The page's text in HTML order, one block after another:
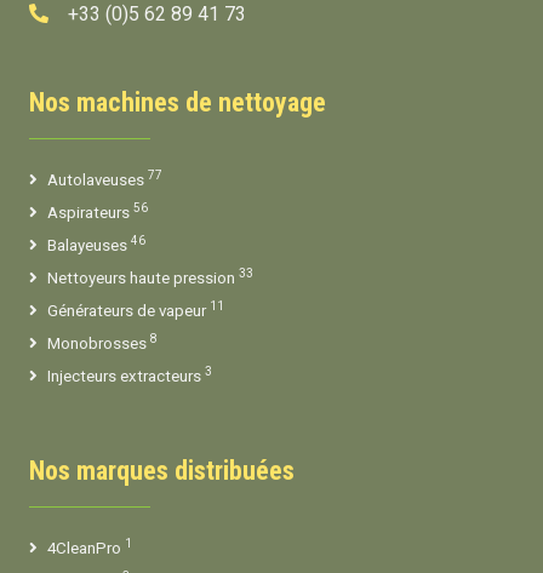
+33 (0)5 62 89 41 73
Nos machines de nettoyage
Autolaveuses 77
Aspirateurs 56
Balayeuses 46
Nettoyeurs haute pression 33
Générateurs de vapeur 11
Monobrosses 8
Injecteurs extracteurs 3
Nos marques distribuées
4CleanPro 1